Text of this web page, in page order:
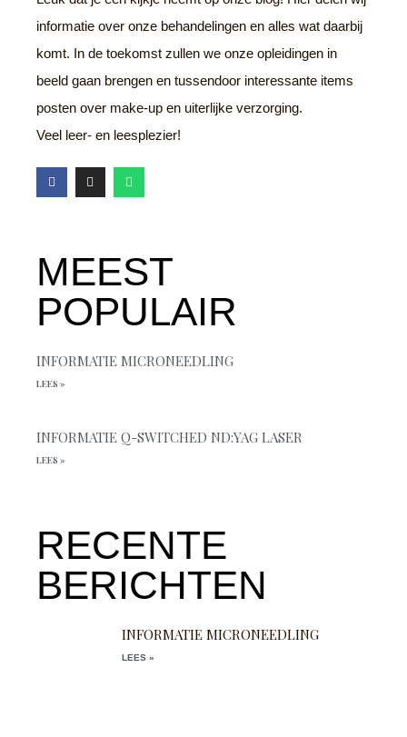
informatie over onze behandelingen en alles wat daarbij
komt. In de toekomst zullen we onze opleidingen in
beeld gaan brengen en tussendoor interessante items
posten over make-up en uiterlijke verzorging.
Veel leer- en leesplezier!
a
c
n
s
a
m
h
a
p
MEEST
POPULAIR
INFORMATIE MICRONEEDLING
LEES »
INFORMATIE Q-SWITCHED ND:YAG LASER
LEES »
RECENTE
BERICHTEN
INFORMATIE MICRONEEDLING
LEES »